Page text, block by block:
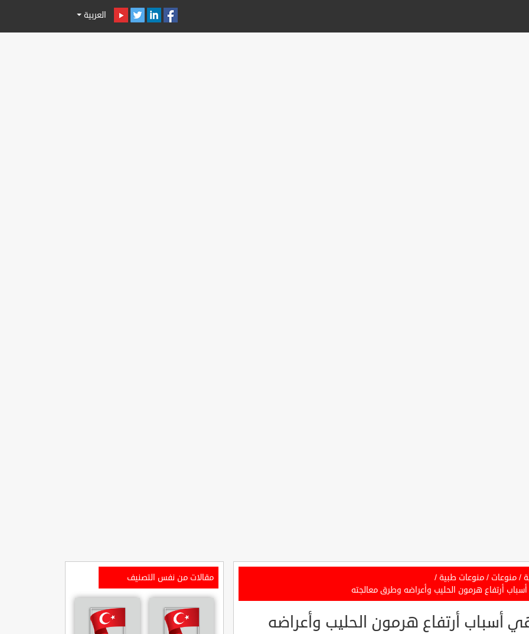
العربية
/ منوعات / منوعات طبية /
أرتفاع هرمون الحليب وأعراضه وطرق معالجته
أسباب أرتفاع هرمون الحليب وأعراضه
مقالات من نفس التصنيف